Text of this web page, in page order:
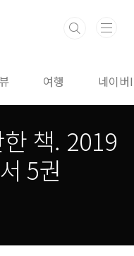
여행 네이
책. 2019
5권